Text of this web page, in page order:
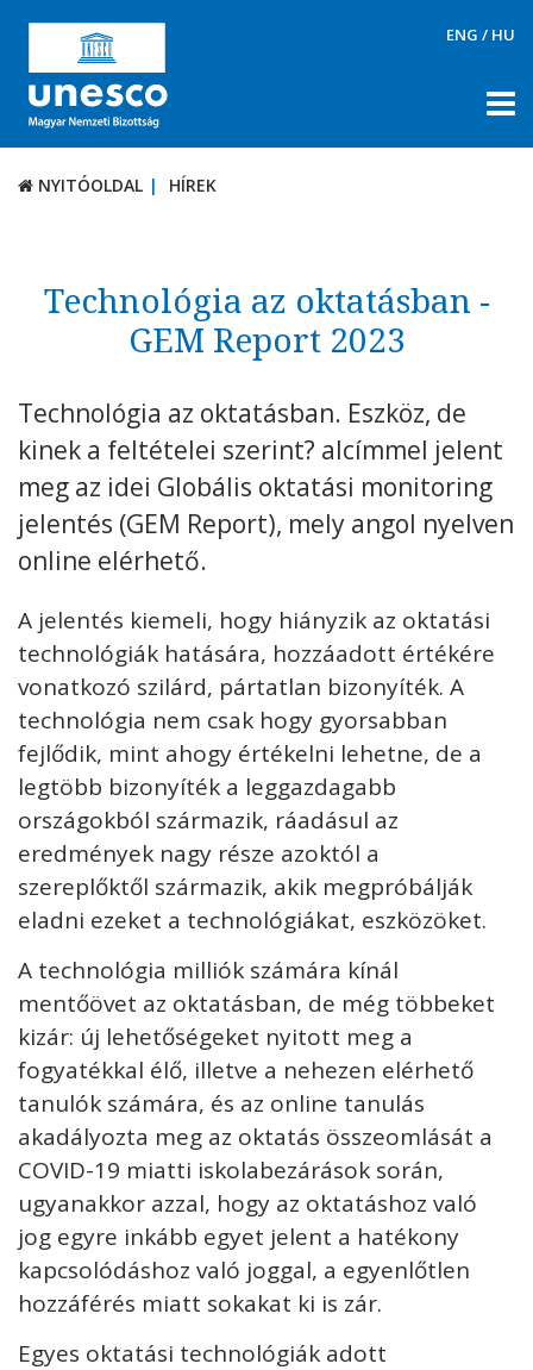
ENG / HU
NYITÓOLDAL HÍREK
TÉMÁK
DOKUMENTUMTÁR
KAPCSOLAT
Adatkezelési tájékoztató Impresszum
Technikai információk
RSS
NYITÓOLDAL HÍREK
Technológia az oktatásban -
GEM Report 2023
Technológia az oktatásban. Eszköz, de
kinek a feltételei szerint? alcímmel jelent
meg az idei Globális oktatási monitoring
jelentés (GEM Report), mely angol nyelven
online elérhető.
A jelentés kiemeli, hogy hiányzik az oktatási
technológiák hatására, hozzáadott értékére
vonatkozó szilárd, pártatlan bizonyíték. A
technológia nem csak hogy gyorsabban
fejlődik, mint ahogy értékelni lehetne, de a
legtöbb bizonyíték a leggazdagabb
országokból származik, ráadásul az
eredmények nagy része azoktól a
szereplőktől származik, akik megpróbálják
eladni ezeket a technológiákat, eszközöket.
A technológia milliók számára kínál
mentőövet az oktatásban, de még többeket
kizár: új lehetőségeket nyitott meg a
fogyatékkal élő, illetve a nehezen elérhető
tanulók számára, és az online tanulás
akadályozta meg az oktatás összeomlását a
COVID-19 miatti iskolabezárások során,
ugyanakkor azzal, hogy az oktatáshoz való
jog egyre inkább egyet jelent a hatékony
kapcsolódáshoz való joggal, a egyenlőtlen
hozzáférés miatt sokakat ki is zár.
Egyes oktatási technológiák adott